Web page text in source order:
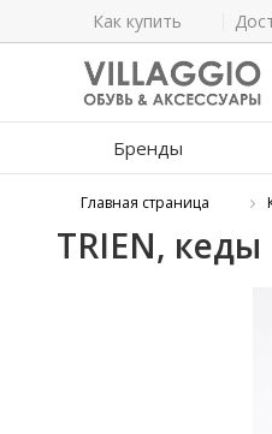
Как купить
Бренды
Главная страница
TRIEN, кеды